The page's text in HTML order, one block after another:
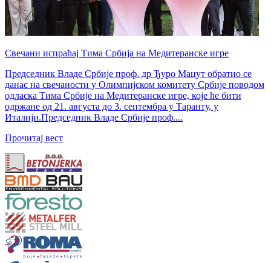
Свечани испраћај Тима Србија на Медитеранске игре
Председник Владе Србије проф. др Ђуро Мацут обратио се
данас на свечаности у Олимпијском комитету Србије поводом
одласка Тима Србије на Медитеранске игре, које ће бити
одржане од 21. августа до 3. септембра у Таранту, у
Италији.Председник Владе Србије проф....
Прочитај вест